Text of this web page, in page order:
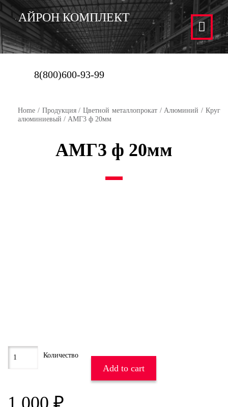
АЙРОН КОМПЛЕКТ
8(800)600-93-99
Home / Продукция/Цветной металлопрокат/Алюминий /Круг
алюминиевый / АМГ3 ф 20мм
АМГ3 ф 20мм
1 000 ₽
Add to cart